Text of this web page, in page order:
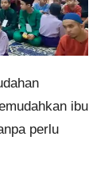
ibu
perlu